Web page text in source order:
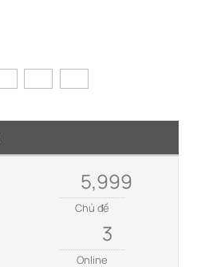
5,999
Chủ đề
3
Online